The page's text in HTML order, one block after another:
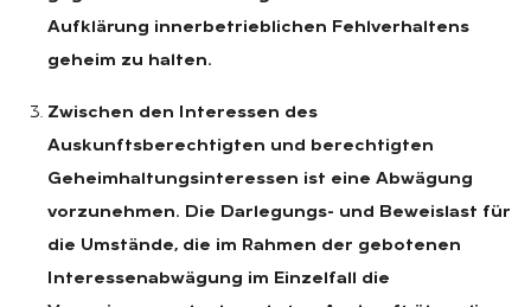
Aufklärung innerbetrieblichen Fehlverhaltens
geheim zu halten.
Zwischen den Interessen des
Auskunftsberechtigten und berechtigten
Geheimhaltungsinteressen ist eine Abwägung
vorzunehmen. Die Darlegungs- und Beweislast für
die Umstände, die im Rahmen der gebotenen
Interessenabwägung im Einzelfall die